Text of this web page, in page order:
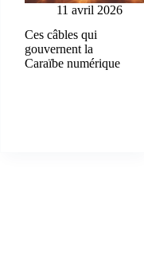
11 avril 2026
Ces câbles qui
gouvernent la
Caraïbe numérique